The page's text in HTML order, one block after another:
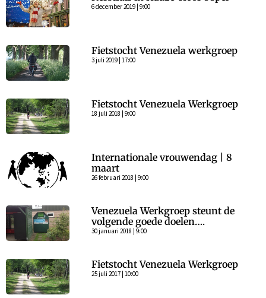
6 december 2019 | 9:00
Fietstocht Venezuela werkgroep
3 juli 2019 | 17:00
Fietstocht Venezuela Werkgroep
18 juli 2018 | 9:00
Internationale vrouwendag | 8
maart
26 februari 2018 | 9:00
Venezuela Werkgroep steunt de
volgende goede doelen….
30 januari 2018 | 9:00
Fietstocht Venezuela Werkgroep
25 juli 2017 | 10:00